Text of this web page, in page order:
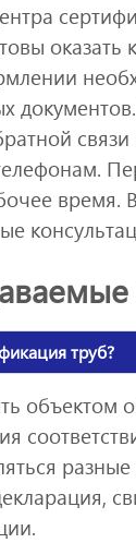
связи
время.
труб?
объектом